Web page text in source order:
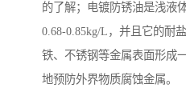
的了解；电镀防锈油是浅液
0.68-0.85kg/L，并且它的耐
铁、不锈钢等金属表面形成
地预防外界物质腐蚀金属。